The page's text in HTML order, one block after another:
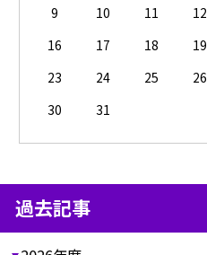
9
10 11 12
16
17 18 19
23
24 25 26
30
31
過去記事